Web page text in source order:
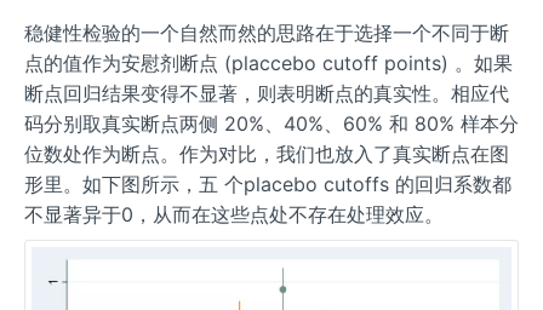
稳健性检验的一个自然而然的思路在于选择一个不同于断
点的值作为安慰剂断点 (placcebo cutoff points) 。如果
断点回归结果变得不显著，则表明断点的真实性。相应代
码分别取真实断点两侧 20%、40%、60% 和 80% 样本分
位数处作为断点。作为对比，我们也放入了真实断点在图
形里。如下图所示，五 个placebo cutoffs 的回归系数都
不显著异于0，从而在这些点处不存在处理效应。